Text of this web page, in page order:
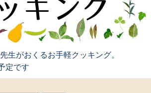
生がおくるお手軽クッキング。
定です